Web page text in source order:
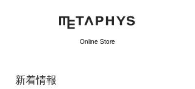
Online Store
新着情報